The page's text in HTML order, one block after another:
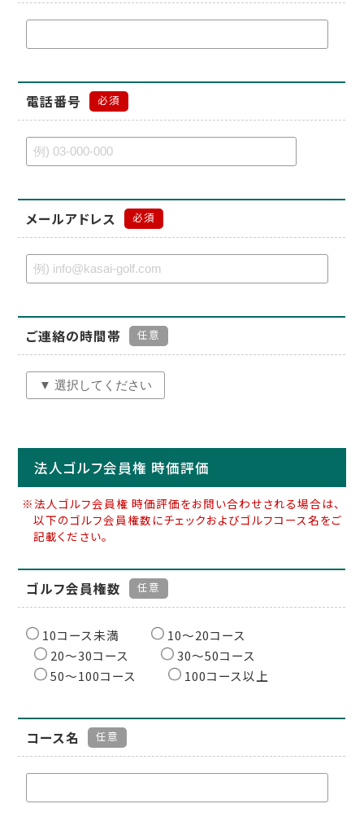
電話番号 必須
メールアドレス 必須
ご連絡の時間帯 任意
法人ゴルフ会員権 時価評価
※法人ゴルフ会員権 時価評価をお問い合わせされる場合は、
以下のゴルフ会員権数にチェックおよびゴルフコース名をご
記載ください。
ゴルフ会員権数 任意
10コース未満
10〜20コース
20〜30コース
30〜50コース
50〜100コース
100コース以上
コース名 任意